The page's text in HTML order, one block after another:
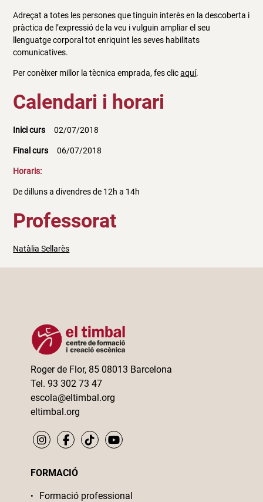
Adreçat a totes les persones que tinguin interès en la descoberta i
pràctica de l’expressió de la veu i vulguin ampliar el seu
llenguatge corporal tot enriquint les seves habilitats
comunicatives.
Per conèixer millor la tècnica emprada, fes clicaquí.
Calendari i horari
Inici curs 02/07/2018
Final curs 06/07/2018
Horaris:
De dilluns a divendres de 12h a 14h
Professorat
Natàlia Sellarès
Roger de Flor, 85 08013 Barcelona
Tel. 93 302 73 47
escola@eltimbal.org
eltimbal.org
FORMACIÓ
Formació professional